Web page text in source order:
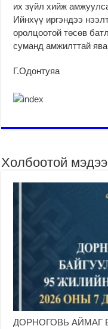
их зүйл хийж
Ийнхүү иргэндээ
оролцоотой төсөв
суманд амжилттай
Г.Одонтуяа
Холбоотой мэдээ
ДОРНОГОВЬ АЙМАГ